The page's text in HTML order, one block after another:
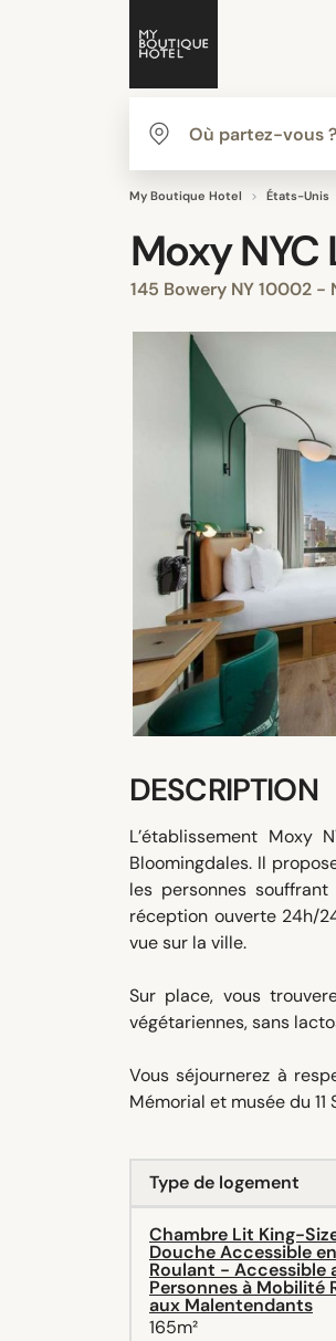
My Boutique Hotel États-Unis
Moxy NYC
145 Bowery NY 10002 -
DESCRIPTION
L’établissement
Bloomingdales. Il
les personnes
réception ouverte 24h/
vue sur la ville.
Sur place, vous
végétariennes, sans
Vous séjournerez à
Mémorial et musée du
Type de logement
Chambre Lit King-
Douche Accessible
Roulant - Accessible
Personnes à Mobilité
aux Malentendants
165m²